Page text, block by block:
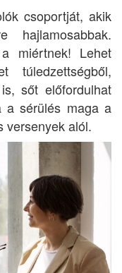
csoportját, akik
hajlamosabbak.
miértnek! Lehet
sőt előfordulhat
a sérülés maga a
versenyek alól.